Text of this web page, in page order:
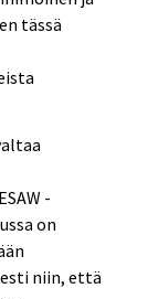
tässä
-
on
niin, että